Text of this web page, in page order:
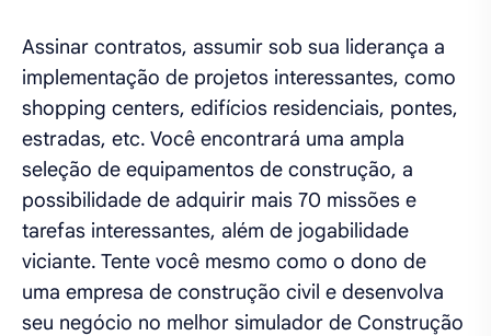
Assinar contratos, assumir sob sua liderança a
implementação de projetos interessantes, como
shopping centers, edifícios residenciais, pontes,
estradas, etc. Você encontrará uma ampla
seleção de equipamentos de construção, a
possibilidade de adquirir mais 70 missões e
tarefas interessantes, além de jogabilidade
viciante. Tente você mesmo como o dono de
uma empresa de construção civil e desenvolva
seu negócio no melhor simulador de Construção